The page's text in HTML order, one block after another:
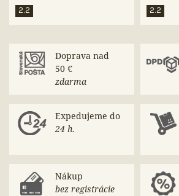
2.2 2.2
Doprava nad
50 €
zdarma
Expedujeme do
24 h.
Nákup
bez registrácie